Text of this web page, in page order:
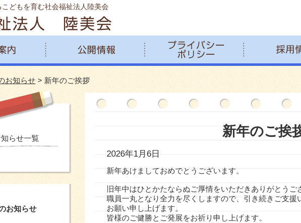
どもを育む社会福祉法人陸美会
お知らせ > 新年のご挨拶
新年のご挨
2026年1月6日
新年あけましておめでとうございます。
旧年中はひとかたならぬご厚情をいただきありがとうご
職員一丸となり全力を尽くしますので、引き続きご支援
お願い申し上げます。
皆様のご健勝とご発展をお祈り申し上げます。
らせ一覧
お知らせ